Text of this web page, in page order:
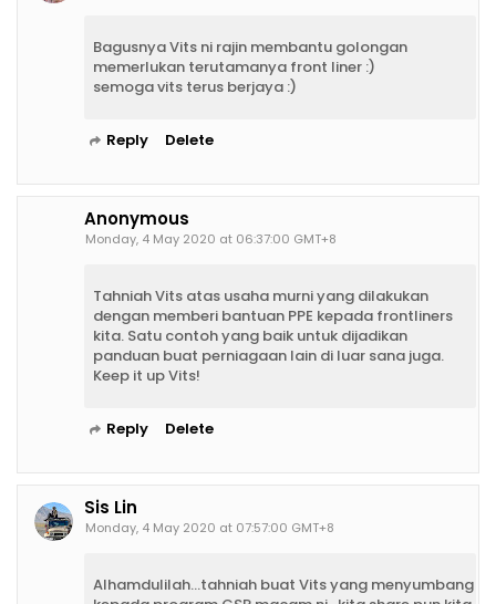
Bagusnya Vits ni rajin membantu golongan
memerlukan terutamanya front liner :)
semoga vits terus berjaya :)
Reply Delete
Anonymous
Monday, 4 May 2020 at 06:37:00 GMT+8
Tahniah Vits atas usaha murni yang dilakukan
dengan memberi bantuan PPE kepada frontliners
kita. Satu contoh yang baik untuk dijadikan
panduan buat perniagaan lain di luar sana juga.
Keep it up Vits!
Reply Delete
Sis Lin
Monday, 4 May 2020 at 07:57:00 GMT+8
Alhamdulilah...tahniah buat Vits yang menyumbang